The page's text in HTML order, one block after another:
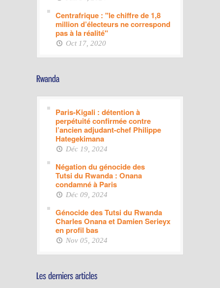
Centrafrique : "le chiffre de 1,8
million d’électeurs ne correspond
pas à la réalité"
Oct 17, 2020
Paris-Kigali : détention à
perpétuité confirmée contre
l’ancien adjudant-chef Philippe
Hategekimana
Déc 19, 2024
Négation du génocide des
Tutsi du Rwanda : Onana
condamné à Paris
Déc 09, 2024
Génocide des Tutsi du Rwanda
Charles Onana et Damien Serieyx
en profil bas
Nov 05, 2024